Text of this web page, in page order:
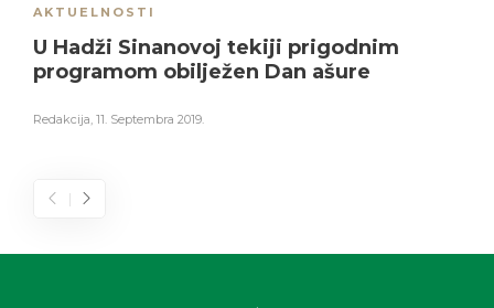
AKTUELNOSTI
U Hadži Sinanovoj tekiji prigodnim
programom obilježen Dan ašure
Redakcija, 11. Septembra 2019.